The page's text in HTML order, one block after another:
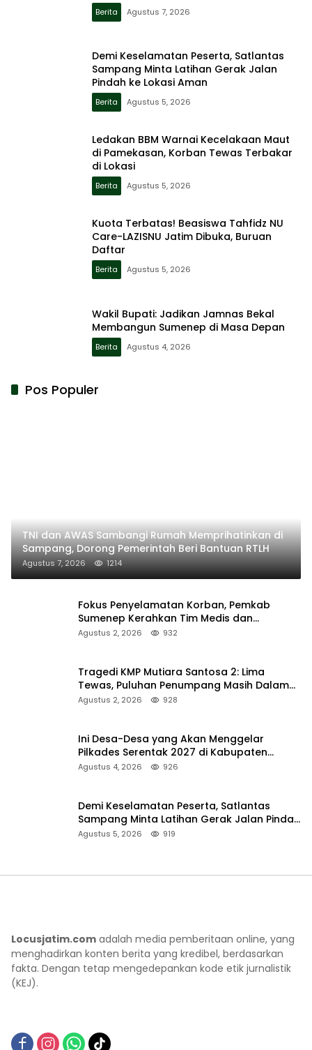
Berita Agustus 7, 2026
Demi Keselamatan Peserta, Satlantas
Sampang Minta Latihan Gerak Jalan
Pindah ke Lokasi Aman
Berita Agustus 5, 2026
Ledakan BBM Warnai Kecelakaan Maut
di Pamekasan, Korban Tewas Terbakar
di Lokasi
Berita Agustus 5, 2026
Kuota Terbatas! Beasiswa Tahfidz NU
Care-LAZISNU Jatim Dibuka, Buruan
Daftar
Berita Agustus 5, 2026
Wakil Bupati: Jadikan Jamnas Bekal
Membangun Sumenep di Masa Depan
Berita Agustus 4, 2026
Pos Populer
TNI dan AWAS Sambangi Rumah Memprihatinkan di
Sampang, Dorong Pemerintah Beri Bantuan RTLH
Agustus 7, 2026 1214
Fokus Penyelamatan Korban, Pemkab
Sumenep Kerahkan Tim Medis dan
Ambulans ke Pelabuhan Kalianget
Agustus 2, 2026 932
Tragedi KMP Mutiara Santosa 2: Lima
Tewas, Puluhan Penumpang Masih Dalam
Pencarian
Agustus 2, 2026 928
Ini Desa-Desa yang Akan Menggelar
Pilkades Serentak 2027 di Kabupaten
Sumenep
Agustus 4, 2026 926
Demi Keselamatan Peserta, Satlantas
Sampang Minta Latihan Gerak Jalan Pindah
ke Lokasi Aman
Agustus 5, 2026 919
Locusjatim.com adalah media pemberitaan online, yang
menghadirkan konten berita yang kredibel, berdasarkan
fakta. Dengan tetap mengedepankan kode etik jurnalistik
(KEJ).